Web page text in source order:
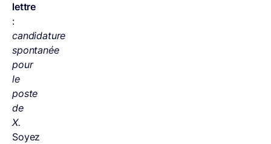
lettre
:
candidature
spontanée
pour
le
poste
de
X.
Soyez